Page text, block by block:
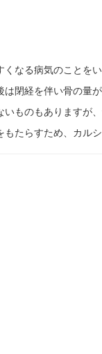
なる病気のことをい
閉経を伴い骨の量
ものもありますが
たらすため、カル